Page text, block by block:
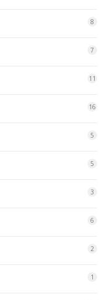
8
7
11
16
5
5
3
6
2
1